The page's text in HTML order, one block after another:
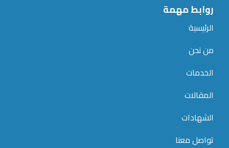
روابط مهمة
الرئيسية
من نحن
الخدمات
المقالات
الشهادات
تواصل معنا